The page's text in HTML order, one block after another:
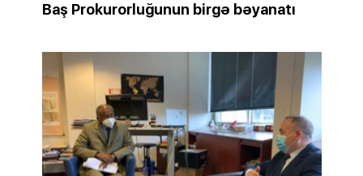
Baş Prokurorluğunun birgə bəyanatı